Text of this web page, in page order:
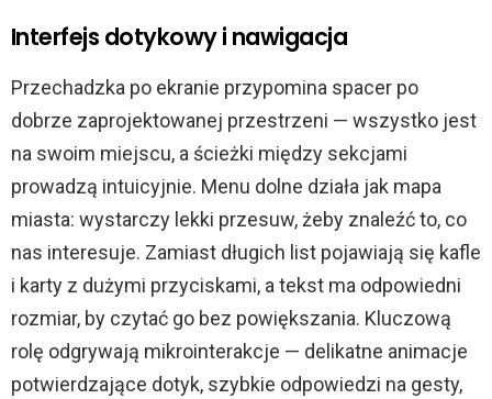
Interfejs dotykowy i nawigacja
Przechadzka po ekranie przypomina spacer po
dobrze zaprojektowanej przestrzeni — wszystko jest
na swoim miejscu, a ścieżki między sekcjami
prowadzą intuicyjnie. Menu dolne działa jak mapa
miasta: wystarczy lekki przesuw, żeby znaleźć to, co
nas interesuje. Zamiast długich list pojawiają się kafle
i karty z dużymi przyciskami, a tekst ma odpowiedni
rozmiar, by czytać go bez powiększania. Kluczową
rolę odgrywają mikrointerakcje — delikatne animacje
potwierdzające dotyk, szybkie odpowiedzi na gesty,